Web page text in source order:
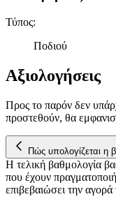
Τύπος:
Ποδιού
Αξιολογήσεις
Προς το παρόν δεν
προστεθούν, θα
Πώς υπολογίζεται η
Η τελική βαθμολογία
που έχουν
επιβεβαιώσει την αγορά